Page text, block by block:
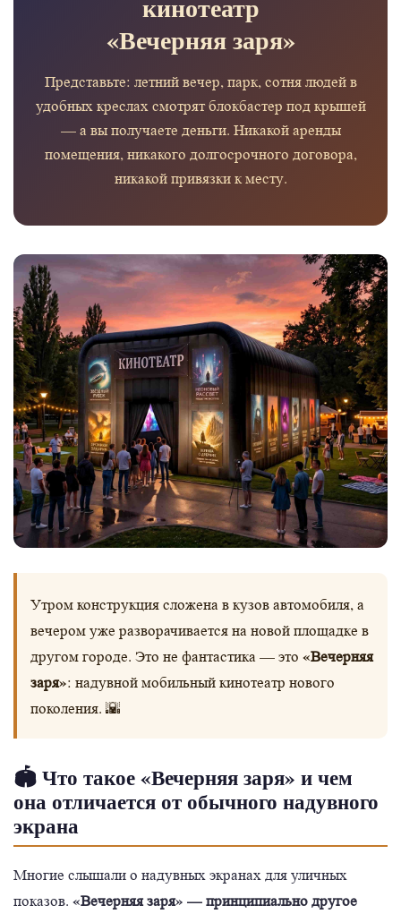
кинотеатр
«Вечерняя заря»
Представьте: летний вечер, парк, сотня людей в
удобных креслах смотрят блокбастер под крышей
— а вы получаете деньги. Никакой аренды
помещения, никакого долгосрочного договора,
никакой привязки к месту.
Утром конструкция сложена в кузов автомобиля, а
вечером уже разворачивается на новой площадке в
другом городе. Это не фантастика — это «Вечерняя
заря»: надувной мобильный кинотеатр нового
поколения. 🌇
🏟️ Что такое «Вечерняя заря» и чем
она отличается от обычного надувного
экрана
Многие слышали о надувных экранах для уличных
показов. «Вечерняя заря» — принципиально другое